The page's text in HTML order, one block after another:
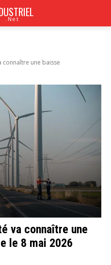
.Net
connaître une baisse
va connaître une
le 8 mai 2026